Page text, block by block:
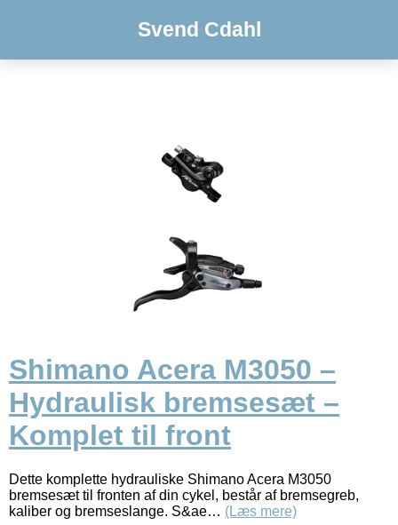
Svend Cdahl
Shimano Acera M3050 –
Hydraulisk bremsesæt –
Komplet til front
Dette komplette hydrauliske Shimano Acera M3050
bremsesæt til fronten af din cykel, består af bremsegreb,
kaliber og bremseslange. S&ae… (Læs mere)